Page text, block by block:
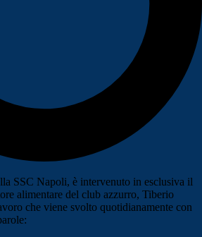
SSC Napoli, è intervenuto in esclusiva il
alimentare del club azzurro, Tiberio
che viene svolto quotidianamente con